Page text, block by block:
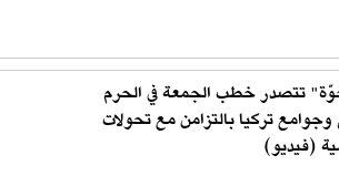
تتصدر خطب الجمعة في الحرم
وجوامع تركيا بالتزامن مع تحولات
(فيديو)